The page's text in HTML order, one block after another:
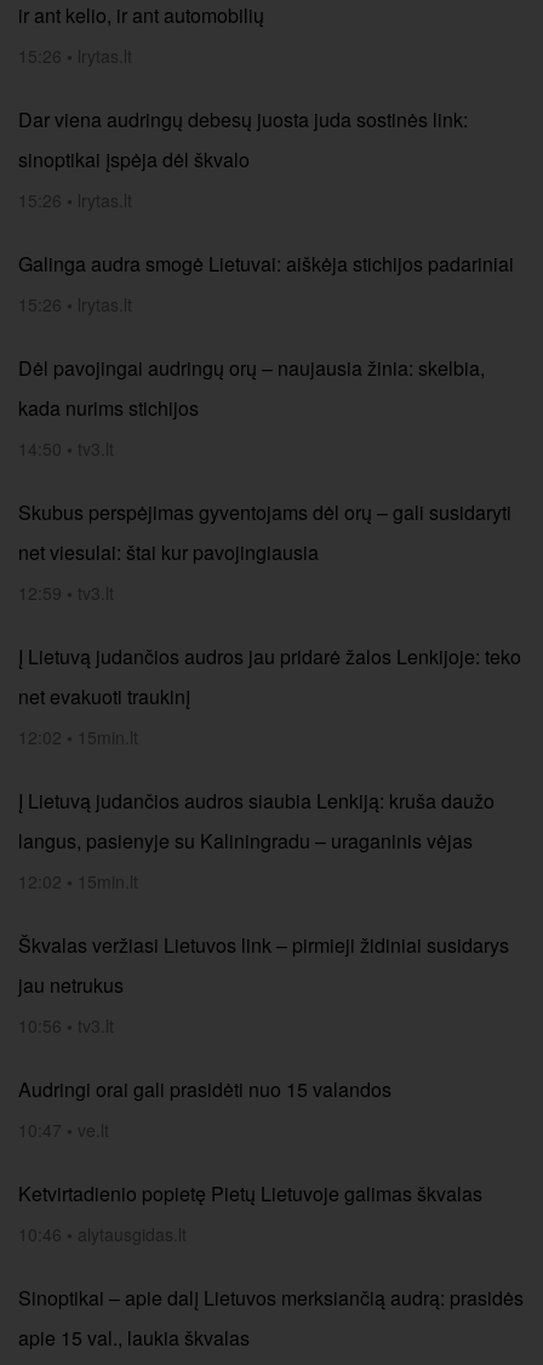
ir ant kelio, ir ant automobilių
15:26 • lrytas.lt
Dar viena audringų debesų juosta juda sostinės link:
sinoptikai įspėja dėl škvalo
15:26 • lrytas.lt
Galinga audra smogė Lietuvai: aiškėja stichijos padariniai
15:26 • lrytas.lt
Dėl pavojingai audringų orų – naujausia žinia: skelbia,
kada nurims stichijos
14:50 • tv3.lt
Skubus perspėjimas gyventojams dėl orų – gali susidaryti
net viesulai: štai kur pavojingiausia
12:59 • tv3.lt
Į Lietuvą judančios audros jau pridarė žalos Lenkijoje: teko
net evakuoti traukinį
12:02 • 15min.lt
Į Lietuvą judančios audros siaubia Lenkiją: kruša daužo
langus, pasienyje su Kaliningradu – uraganinis vėjas
12:02 • 15min.lt
Škvalas veržiasi Lietuvos link – pirmieji židiniai susidarys
jau netrukus
10:56 • tv3.lt
Audringi orai gali prasidėti nuo 15 valandos
10:47 • ve.lt
Ketvirtadienio popietę Pietų Lietuvoje galimas škvalas
10:46 • alytausgidas.lt
Sinoptikai – apie dalį Lietuvos merksiančią audrą: prasidės
apie 15 val., laukia škvalas